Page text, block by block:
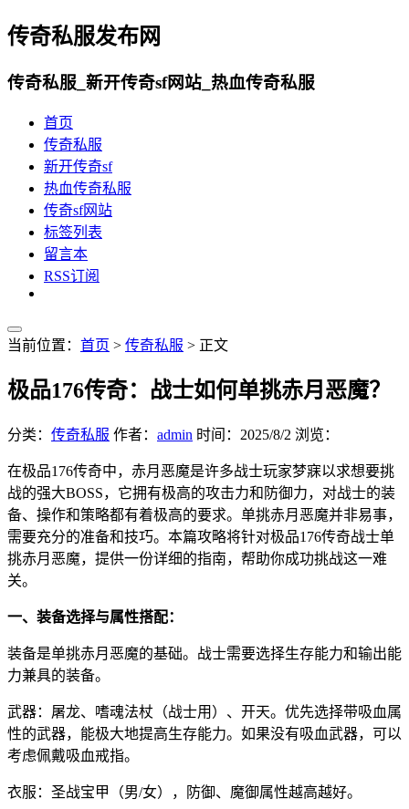
传奇私服发布网
传奇私服_新开传奇sf网站_热血传奇私服
首页
传奇私服
新开传奇sf
热血传奇私服
传奇sf网站
标签列表
留言本
RSS订阅
当前位置： 首页 > 传奇私服 > 正文
极品176传奇：战士如何单挑赤月恶魔？
分类： 传奇私服 作者： admin 时间： 2025/8/2 浏览：
在极品176传奇中，赤月恶魔是许多战士玩家梦寐以求想要挑
战的强大BOSS，它拥有极高的攻击力和防御力，对战士的装
备、操作和策略都有着极高的要求。单挑赤月恶魔并非易事，
需要充分的准备和技巧。本篇攻略将针对极品176传奇战士单
挑赤月恶魔，提供一份详细的指南，帮助你成功挑战这一难
关。
一、装备选择与属性搭配：
装备是单挑赤月恶魔的基础。战士需要选择生存能力和输出能
力兼具的装备。
武器：屠龙、嗜魂法杖（战士用）、开天。优先选择带吸血属
性的武器，能极大地提高生存能力。如果没有吸血武器，可以
考虑佩戴吸血戒指。
衣服：圣战宝甲（男/女），防御、魔御属性越高越好。